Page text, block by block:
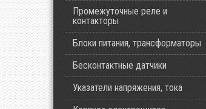
Промежуточные реле и
контакторы
Блоки питания, трансформаторы
Бесконтактные датчики
Указатели напряжения, тока